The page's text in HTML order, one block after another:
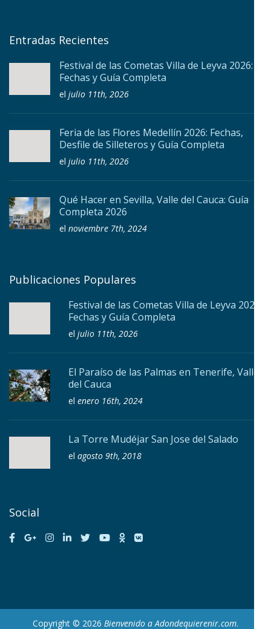
Entradas Recientes
Festival de las Cometas Villa de Leyva 2026:
Fechas y Guía Completa
el julio 11th, 2026
Feria de las Flores Medellín 2026: Fechas,
Desfile de Silleteros y Guía Completa
el julio 11th, 2026
Qué Hacer en Sevilla, Valle del Cauca: Guía
Completa 2026
el noviembre 7th, 2024
Publicaciones Populares
Festival de las Cometas Villa de Leyva 2026:
Fechas y Guía Completa
el julio 11th, 2026
El Paraíso de las Palmas en Tenerife, Valle
del Cauca
el enero 16th, 2024
La Torre Mudéjar San Jose del Salado
el agosto 9th, 2018
Social
Copyright © 2026 Bienvenido a Adondequierenir.com.